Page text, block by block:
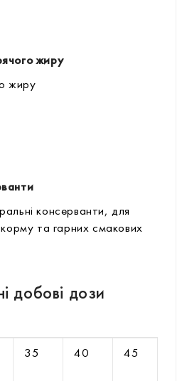
жиру
жиру
консерванти, для
корму та гарних смакових
добові дози
35 40 45